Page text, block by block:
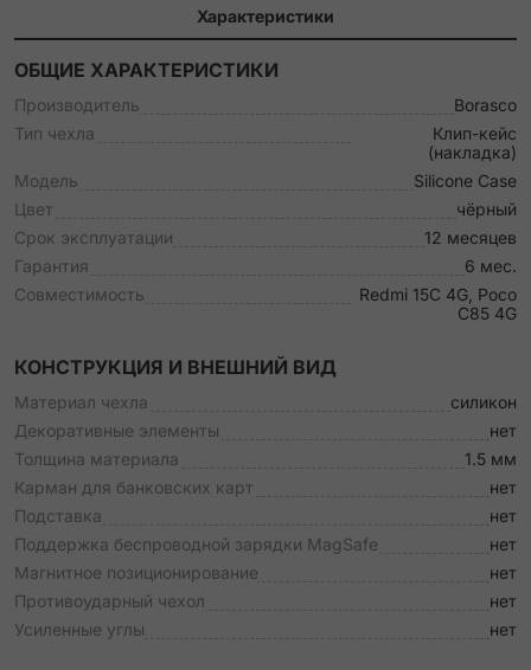
Характеристики
ОБЩИЕ ХАРАКТЕРИСТИКИ
Производитель
Borasco
Тип чехла
Клип-кейс
(накладка)
Модель
Silicone Case
Цвет
чёрный
Срок эксплуатации
12 месяцев
Гарантия
6 мес.
Совместимость
Redmi 15C 4G, Poco
C85 4G
КОНСТРУКЦИЯ И ВНЕШНИЙ ВИД
Материал чехла
силикон
Декоративные элементы
нет
Толщина материала
1.5 мм
Карман для банковских карт
нет
Подставка
нет
Поддержка беспроводной зарядки MagSafe
нет
Магнитное позиционирование
нет
Противоударный чехол
нет
Усиленные углы
нет